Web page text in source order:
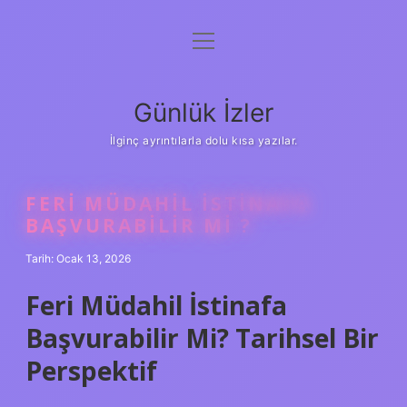
Anasayfa
Yasal Uyarı
menüyü
Günlük İzler
İlginç ayrıntılarla dolu kısa yazılar.
FERI MÜDAHIL ISTINAFA
BAŞVURABILIR MI ?
Tarih: Ocak 13, 2026
Feri Müdahil İstinafa
Başvurabilir Mi? Tarihsel Bir
Perspektif